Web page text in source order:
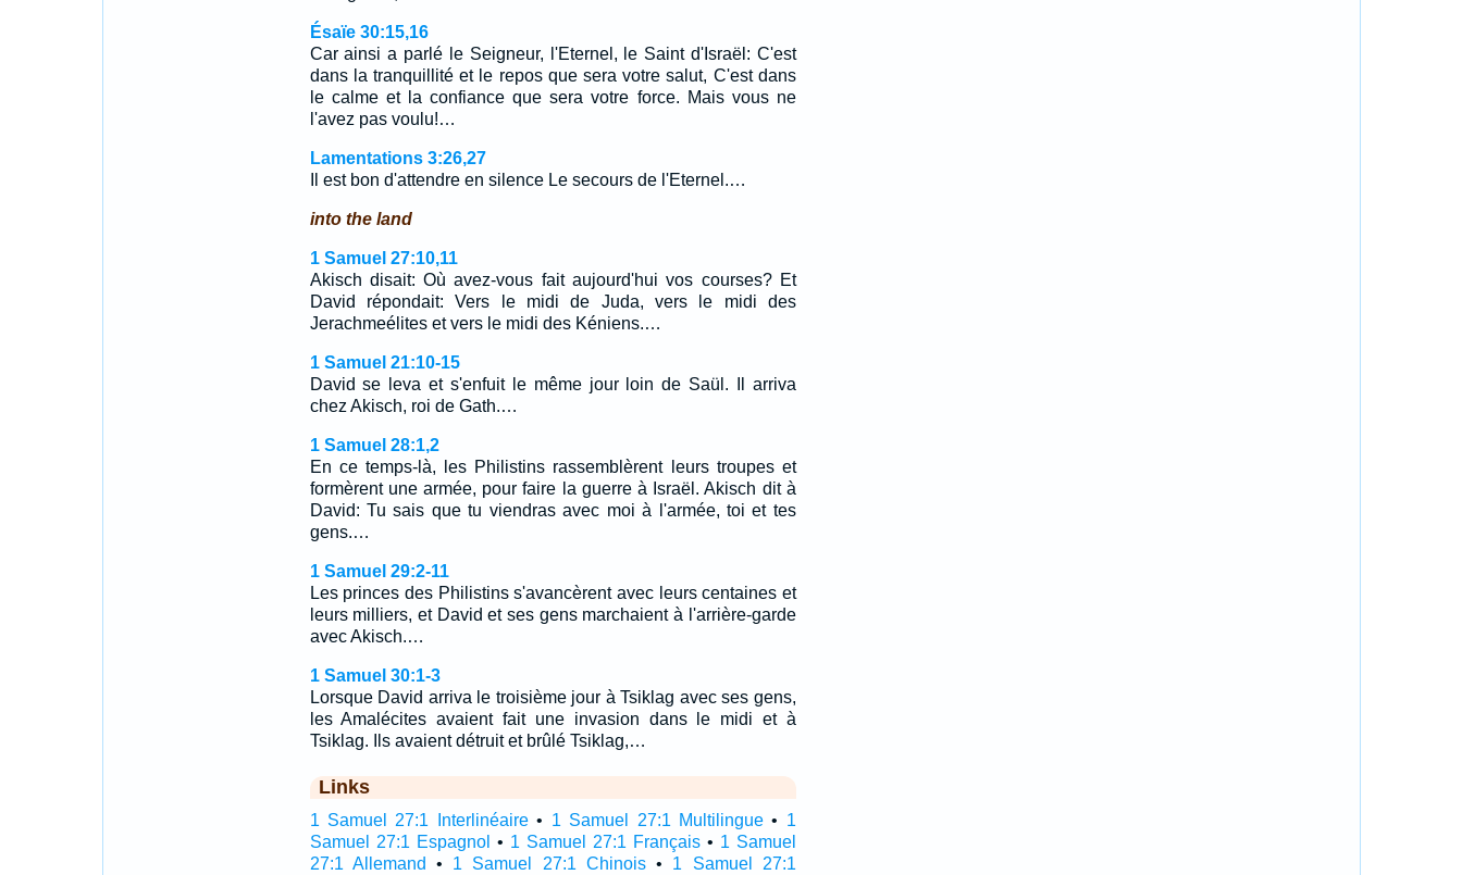
Ésaïe 30:15,16
Car ainsi a parlé le Seigneur, l'Eternel, le Saint d'Israël: C'est
dans la tranquillité et le repos que sera votre salut, C'est dans
le calme et la confiance que sera votre force. Mais vous ne
l'avez pas voulu!…
Lamentations 3:26,27
Il est bon d'attendre en silence Le secours de l'Eternel.…
into the land
1 Samuel 27:10,11
Akisch disait: Où avez-vous fait aujourd'hui vos courses? Et
David répondait: Vers le midi de Juda, vers le midi des
Jerachmeélites et vers le midi des Kéniens.…
1 Samuel 21:10-15
David se leva et s'enfuit le même jour loin de Saül. Il arriva
chez Akisch, roi de Gath.…
1 Samuel 28:1,2
En ce temps-là, les Philistins rassemblèrent leurs troupes et
formèrent une armée, pour faire la guerre à Israël. Akisch dit à
David: Tu sais que tu viendras avec moi à l'armée, toi et tes
gens.…
1 Samuel 29:2-11
Les princes des Philistins s'avancèrent avec leurs centaines et
leurs milliers, et David et ses gens marchaient à l'arrière-garde
avec Akisch.…
1 Samuel 30:1-3
Lorsque David arriva le troisième jour à Tsiklag avec ses gens,
les Amalécites avaient fait une invasion dans le midi et à
Tsiklag. Ils avaient détruit et brûlé Tsiklag,…
Links
1 Samuel 27:1 Interlinéaire• 1 Samuel 27:1 Multilingue • 1
Samuel 27:1 Espagnol • 1 Samuel 27:1 Français• 1 Samuel
27:1 Allemand
• 1 Samuel 27:1 Chinois• 1 Samuel 27:1